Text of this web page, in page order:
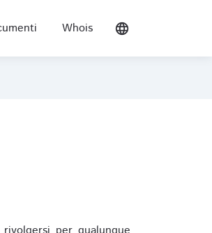
Whois language